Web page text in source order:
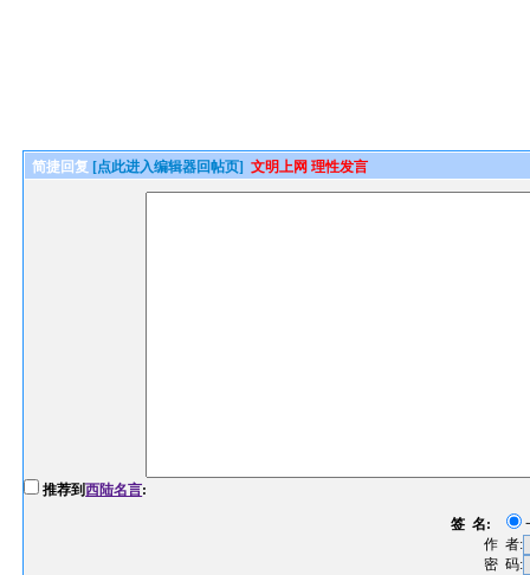
简捷回复 [点此进入编辑器回帖页] 文明上网 理性发言
推荐到西陆名言:
签 名:
作 者:
密 码: